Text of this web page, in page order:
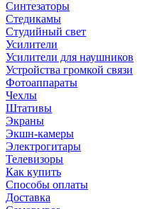
Синтезаторы
Стедикамы
Студийный свет
Усилители
Усилители для наушников
Устройства громкой связи
Фотоаппараты
Чехлы
Штативы
Экраны
Экшн-камеры
Электрогитары
Телевизоры
Как купить
Способы оплаты
Доставка